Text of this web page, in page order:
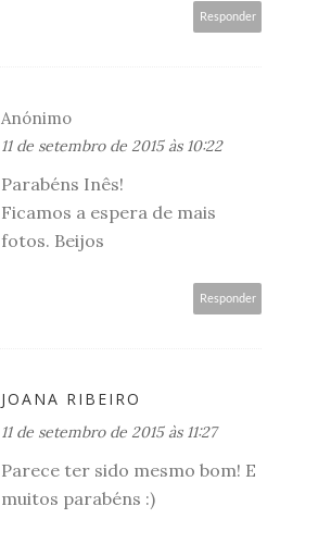
Responder
Anónimo
11 de setembro de 2015 às 10:22
Parabéns Inês!
Ficamos a espera de mais
fotos. Beijos
Responder
JOANA RIBEIRO
11 de setembro de 2015 às 11:27
Parece ter sido mesmo bom! E
muitos parabéns :)